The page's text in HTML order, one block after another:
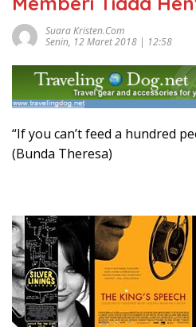
Suara Kristen.com
Senin, 12 Maret 2018 | 12:58
“If you can’t feed a hundred
(Bunda Theresa)